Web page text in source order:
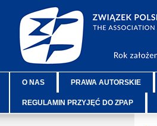
O NAS PRAWA AUTORSKIE
REGULAMIN PRZYJĘĆ DO ZPAP